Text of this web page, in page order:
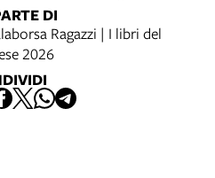
DI
Ragazzi | I libri del
2026